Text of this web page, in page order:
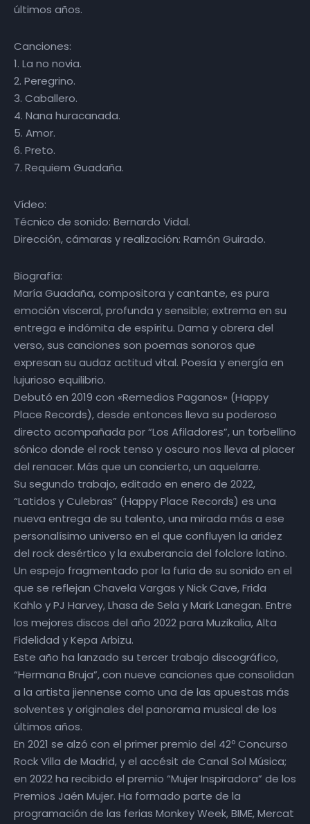
últimos años.
Canciones:
1. La no novia.
2. Peregrino.
3. Caballero.
4. Nana huracanada.
5. Amor.
6. Preto.
7. Requiem Guadaña.
Vídeo:
Técnico de sonido: Bernardo Vidal.
Dirección, cámaras y realización: Ramón Guirado.
Biografía:
María Guadaña, compositora y cantante, es pura
emoción visceral, profunda y sensible; extrema en su
entrega e indómita de espíritu. Dama y obrera del
verso, sus canciones son poemas sonoros que
expresan su audaz actitud vital. Poesía y energía en
lujurioso equilibrio.
Debutó en 2019 con «Remedios Paganos» (Happy
Place Records), desde entonces lleva su poderoso
directo acompañada por “Los Afiladores”, un torbellino
sónico donde el rock tenso y oscuro nos lleva al placer
del renacer. Más que un concierto, un aquelarre.
Su segundo trabajo, editado en enero de 2022,
“Latidos y Culebras” (Happy Place Records) es una
nueva entrega de su talento, una mirada más a ese
personalísimo universo en el que confluyen la aridez
del rock desértico y la exuberancia del folclore latino.
Un espejo fragmentado por la furia de su sonido en el
que se reflejan Chavela Vargas y Nick Cave, Frida
Kahlo y PJ Harvey, Lhasa de Sela y Mark Lanegan. Entre
los mejores discos del año 2022 para Muzikalia, Alta
Fidelidad y Kepa Arbizu.
Este año ha lanzado su tercer trabajo discográfico,
“Hermana Bruja”, con nueve canciones que consolidan
a la artista jiennense como una de las apuestas más
solventes y originales del panorama musical de los
últimos años.
En 2021 se alzó con el primer premio del 42º Concurso
Rock Villa de Madrid, y el accésit de Canal Sol Música;
en 2022 ha recibido el premio “Mujer Inspiradora” de los
Premios Jaén Mujer. Ha formado parte de la
programación de las ferias Monkey Week, BIME, Mercat